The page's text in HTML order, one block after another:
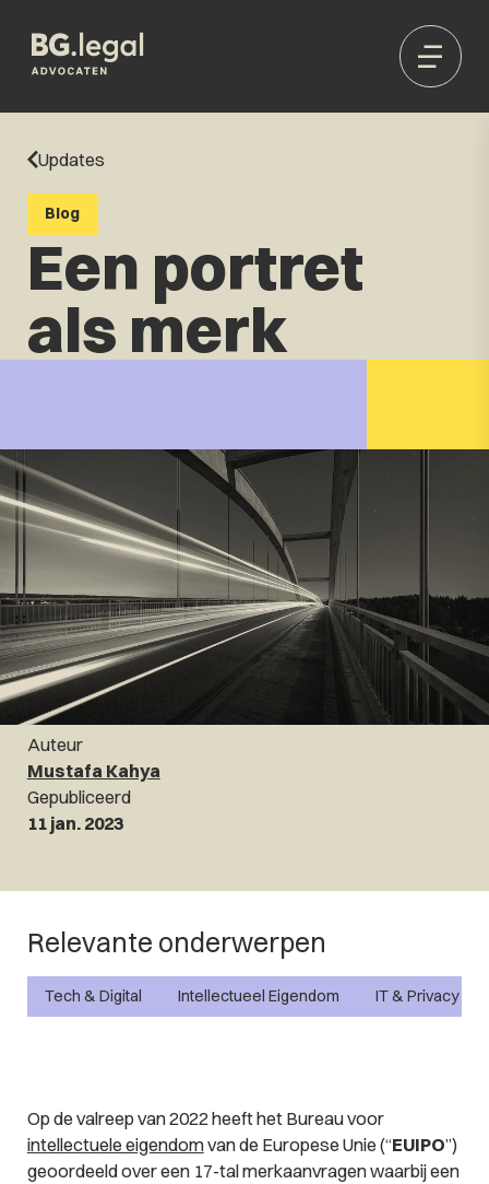
Updates
Blog
Een portret
als merk
Auteur
Mustafa Kahya
Gepubliceerd
11 jan. 2023
Relevante onderwerpen
Tech & Digital Intellectueel Eigendom IT & Privacy
Op de valreep van 2022 heeft het Bureau voor
intellectuele eigendomvan de Europese Unie (“EUIPO”)
geoordeeld over een 17-tal merkaanvragen waarbij een